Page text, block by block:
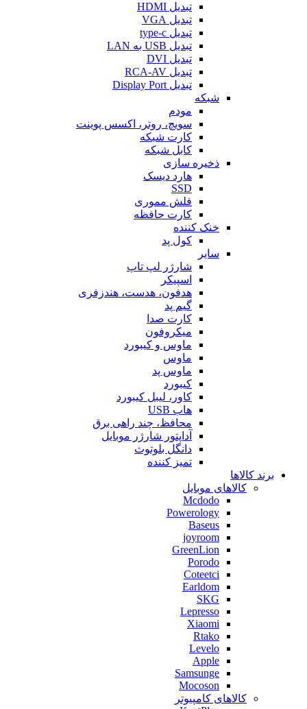
تبدیل HDMI
تبدیل VGA
تبدیل type-c
تبدیل USB به LAN
تبدیل DVI
تبدیل RCA-AV
تبدیل Display Port
شبکه
مودم
سویچ، روتر، اکسس پوینت
کارت شبکه
کابل شبکه
ذخیره سازی
هارد دیسک
SSD
فلش مموری
کارت حافظه
خنک کننده
کول پد
سایر
شارژر لپ تاپ
اسپیکر
هدفون، هدست، هندزفری
گیم پد
کارت صدا
میکروفون
ماوس و کیبورد
ماوس
ماوس پد
کیبورد
کاور، لیبل کیبورد
هاب USB
محافظ، چند راهی برق
آداپتور شارژر موبایل
دانگل بلوتوث
تمیز کننده
برند کالاها
کالاهای موبایل
Mcdodo
Powerology
Baseus
joyroom
GreenLion
Porodo
Coteetci
Earldom
SKG
Lepresso
Xiaomi
Rtako
Levelo
Apple
Samsunge
Mocoson
کالاهای کامپیوتر